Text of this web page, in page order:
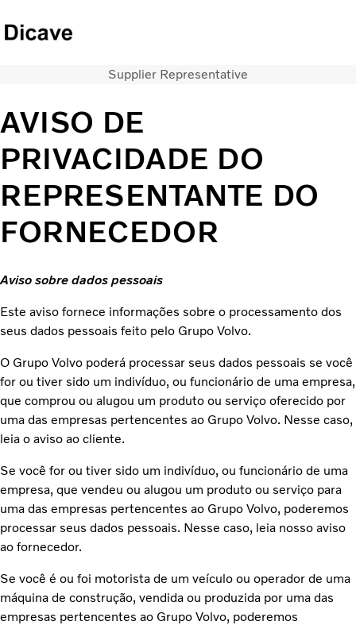
Notícias
QUEM SOMOS
CONCESSIONARIAS
ÔNIBUS
FINANCIAMENTO E CONSORCIO
Supplier Representative
AVISO DE
PRIVACIDADE DO
REPRESENTANTE DO
FORNECEDOR
Aviso sobre dados pessoais
Este aviso fornece informações sobre o processamento dos
seus dados pessoais feito pelo Grupo Volvo.
O Grupo Volvo poderá processar seus dados pessoais se você
for ou tiver sido um indivíduo, ou funcionário de uma empresa,
que comprou ou alugou um produto ou serviço oferecido por
uma das empresas pertencentes ao Grupo Volvo. Nesse caso,
leia o aviso ao cliente.
Se você for ou tiver sido um indivíduo, ou funcionário de uma
empresa, que vendeu ou alugou um produto ou serviço para
uma das empresas pertencentes ao Grupo Volvo, poderemos
processar seus dados pessoais. Nesse caso, leia nosso aviso
ao fornecedor.
Se você é ou foi motorista de um veículo ou operador de uma
máquina de construção, vendida ou produzida por uma das
empresas pertencentes ao Grupo Volvo, poderemos